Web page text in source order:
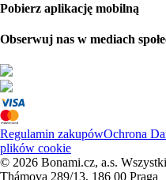
Pobierz aplikację mobilną
Obserwuj nas w mediach
Regulamin zakupówOchrona
plików cookie
© 2026 Bonami.cz, a.s.
Thámova 289/13, 186 00 Praga